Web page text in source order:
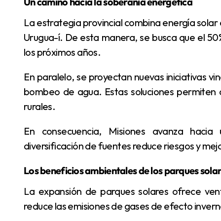
La estrategia provincial combina energía solar con generación hidroeléctrica, como la represa de
Urugua-í. De esta manera, se busca que el
los próximos años.
En paralelo, se proyectan nuevas iniciativas vinculadas al uso de energía solar, como sistemas de
bombeo de agua. Estas soluciones
rurales.
En consecuencia, Misiones avanza hacia un modelo energético más resiliente. Así, la
diversificación de fuentes reduce riesgos y
Los beneficios ambientales de los parques
La expansión de parques solares ofrece ventajas ambientales significativas. En primer lugar,
reduce las emisiones de gases de efecto